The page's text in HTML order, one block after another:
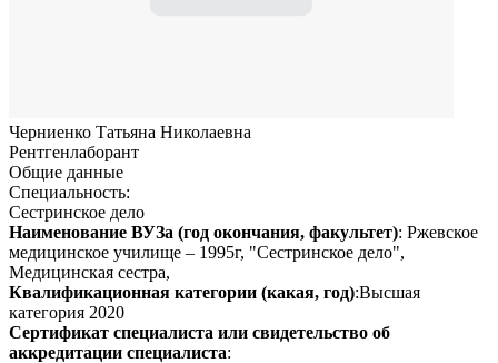
Черниенко Татьяна Николаевна
Рентгенлаборант
Общие данные
Специальность:
Сестринское дело
Наименование ВУЗа (год окончания, факультет): Ржевское
медицинское училище – 1995г, "Сестринское дело",
Медицинская сестра,
Квалификационная категории (какая, год):Высшая
категория 2020
Сертификат специалиста или свидетельство об
аккредитации специалиста: